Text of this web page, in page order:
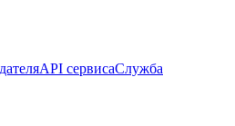
API сервисаСлужба